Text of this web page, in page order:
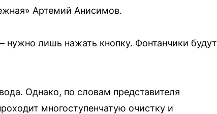
Артемий Анисимов.
нужно лишь нажать кнопку. Фонтанчики будут
Однако, по словам представителя
многоступенчатую очистку и